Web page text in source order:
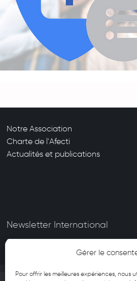
Gérer le
Pour offrir les meilleures expériences, nous
Notre Association
Charte de l'Afecti
Actualités et publications
Newsletter International